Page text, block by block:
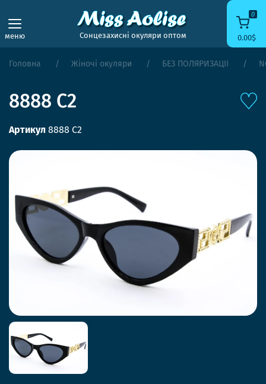
меню Сонцезахисні окуляри оптом
0
0.00$
Головна Жіночі окуляри БЕЗ ПОЛЯРИЗАЦІЇ
8888 C2
Артикул 8888 C2